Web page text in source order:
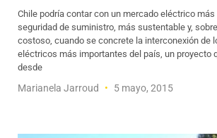
Chile podría contar con un mercado eléctrico
seguridad de suministro, más sustentable y,
costoso, cuando se concrete la interconexión de
eléctricos más importantes del país, un proyecto
desde
Marianela Jarroud 5 mayo, 2015